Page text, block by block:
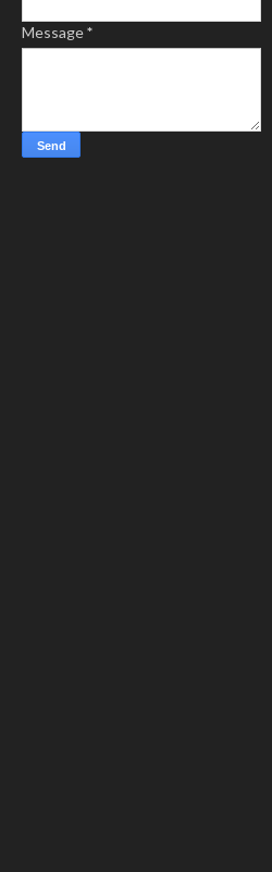
Message*